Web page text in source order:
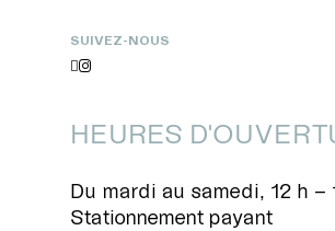
SUIVEZ-NOUS

HEURES
Du mardi au samedi, 12 h –
Stationnement payant